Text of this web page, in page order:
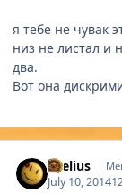
я тебе не чувак
низ не листал и
два.
Вот она
Laelius
July 10, 2014